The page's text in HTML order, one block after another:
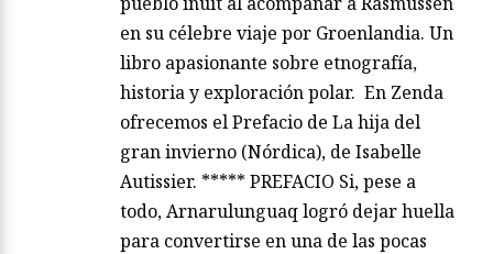
en su célebre viaje por Groenlandia. Un
libro apasionante sobre etnografía,
historia y exploración polar. En Zenda
ofrecemos el Prefacio de La hija del
gran invierno (Nórdica), de Isabelle
Autissier. ***** PREFACIO Si, pese a
todo, Arnarulunguaq logró dejar huella
para convertirse en una de las pocas